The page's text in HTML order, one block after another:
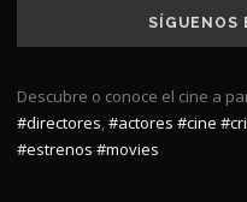
SÍGUENOS
Descubre o conoce el cine a
#directores,#actores #cine
#estrenos #movies